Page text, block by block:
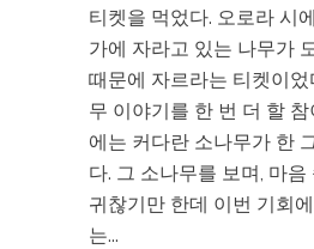
티켓을 먹었다. 오로라 시
가에 자라고 있는 나무가
때문에 자르라는 티켓이
무 이야기를 한 번 더 할
에는 커다란 소나무가 한
다. 그 소나무를 보며, 마음
귀찮기만 한데 이번 기회
는...